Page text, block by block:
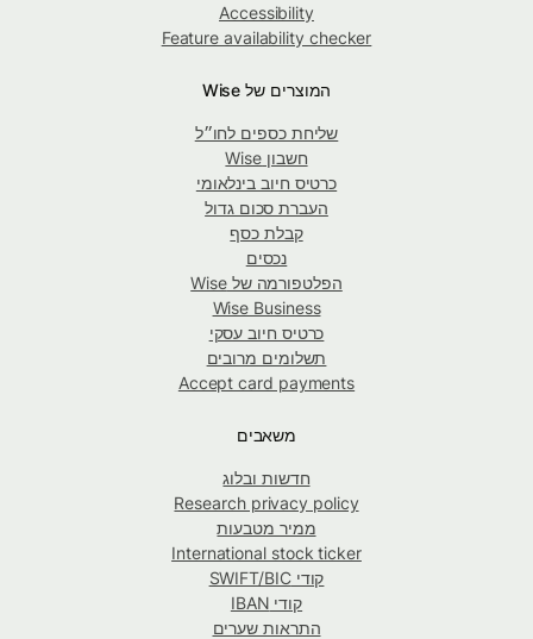
Accessibility
Feature availability checker
המוצרים של Wise
שליחת כספים לחו״ל
חשבון Wise
כרטיס חיוב בינלאומי
העברת סכום גדול
קבלת כסף
נכסים
הפלטפורמה של Wise
Wise Business
כרטיס חיוב עסקי
תשלומים מרובים
Accept card payments
משאבים
חדשות ובלוג
Research privacy policy
ממיר מטבעות
International stock ticker
קודי SWIFT/BIC
קודי IBAN
התראות שערים